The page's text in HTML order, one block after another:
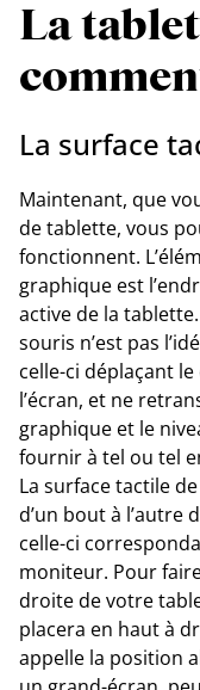
La
La surface
Maintenant, que
de tablette, vous
fonctionnent.
graphique est
active de la
souris n’est pas
celle-ci déplaçant
l’écran, et ne
graphique et le
fournir à tel ou tel
La surface tactile
d’un bout à l’autre
celle-ci
moniteur. Pour
droite de votre
placera en haut à
appelle la position